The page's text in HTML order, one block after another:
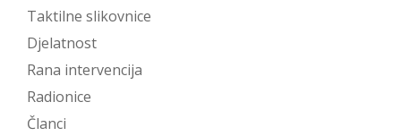
Taktilne slikovnice
Djelatnost
Rana intervencija
Radionice
Članci